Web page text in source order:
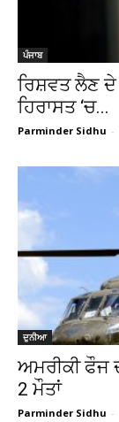
ਪੰਜਾਬ
ਰਿਸ਼ਵਤ ਲੈਣ ਦੇ
ਹਿਰਾਸਤ ‘ਚ...
Parminder Sidhu -
ਦੁਨੀਆ
ਅਮਰੀਕੀ ਫੌਜ
2 ਮੌਤਾਂ
Parminder Sidhu -